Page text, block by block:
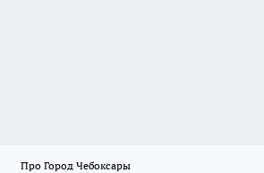
Про Город Чебоксары